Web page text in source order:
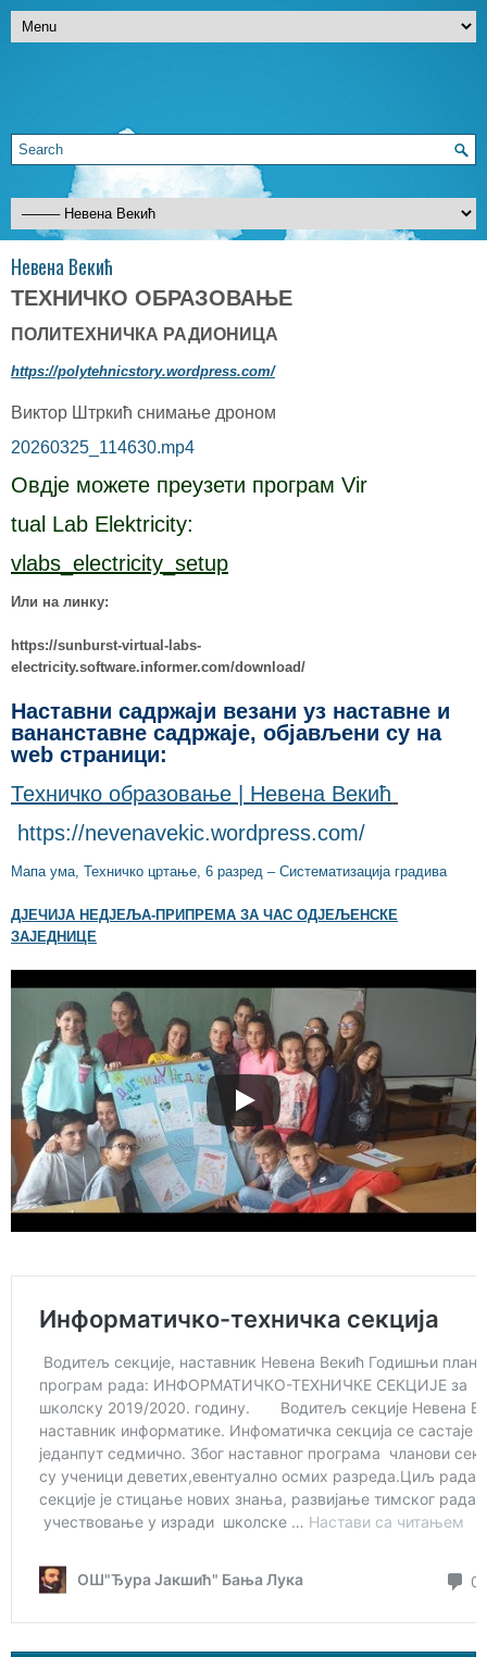
Невена Векић
ТЕХНИЧКО ОБРАЗОВАЊЕ
ПОЛИТЕХНИЧКА РАДИОНИЦА
https://polytehnicstory.wordpress.com/
Виктор Штркић снимање дроном
20260325_114630.mp4
Овдје можете преузети програм Vir
tual Lab Elektricity:
vlabs_electricity_setup
Или на линку:
https://sunburst-virtual-labs-
electricity.software.informer.com/download/
Наставни садржаји везани уз наставне и
вананставне садржаје, објављени су на
web страници:
Техничко образовање | Невена Векић
https://nevenavekic.wordpress.com/
Мапа ума, Техничко цртање, 6 разред – Систематизација градива
ДЈЕЧИЈА НЕДЈЕЉА-ПРИПРЕМА ЗА ЧАС ОДЈЕЉЕНСКЕ
ЗАЈЕДНИЦЕ